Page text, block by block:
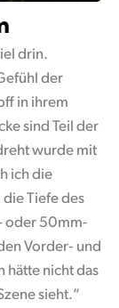
drin.
der
in ihrem
sind Teil der
wurde mit
ich die
Tiefe des
oder 50mm-
Vorder‑ und
nicht das
sieht.“